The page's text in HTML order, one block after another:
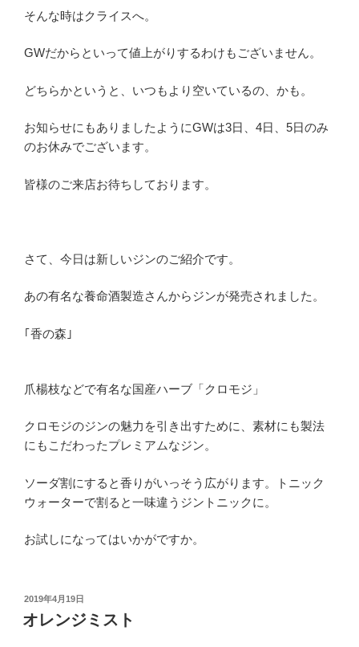
そんな時はクライスへ。
GWだからといって値上がりするわけもございません。
どちらかというと、いつもより空いているの、かも。
お知らせにもありましたようにGWは3日、4日、5日のみ
のお休みでございます。
皆様のご来店お待ちしております。
さて、今日は新しいジンのご紹介です。
あの有名な養命酒製造さんからジンが発売されました。
｢香の森｣
爪楊枝などで有名な国産ハーブ「クロモジ」
クロモジのジンの魅力を引き出すために、素材にも製法
にもこだわったプレミアムなジン。
ソーダ割にすると香りがいっそう広がります。トニック
ウォーターで割ると一味違うジントニックに。
お試しになってはいかがですか。
投
稿
日:
2019年4月19日
オレンジミスト